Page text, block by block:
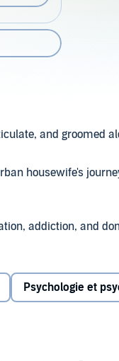
and groomed
housewife's
addiction, and
first year of her
a blog intended to
Psychologie et